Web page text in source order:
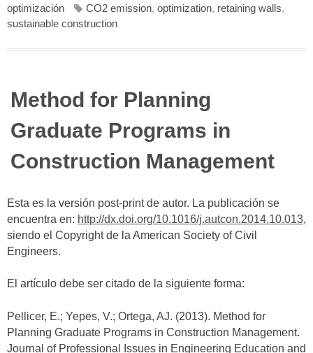
optimización
CO2 emission, optimization, retaining walls,
sustainable construction
Method for Planning
Graduate Programs in
Construction Management
Esta es la versión post-print de autor. La publicación se
encuentra en: http://dx.doi.org/10.1016/j.autcon.2014.10.013,
siendo el Copyright de la American Society of Civil
Engineers.
El artículo debe ser citado de la siguiente forma:
Pellicer, E.; Yepes, V.; Ortega, AJ. (2013). Method for
Planning Graduate Programs in Construction Management.
Journal of Professional Issues in Engineering Education and